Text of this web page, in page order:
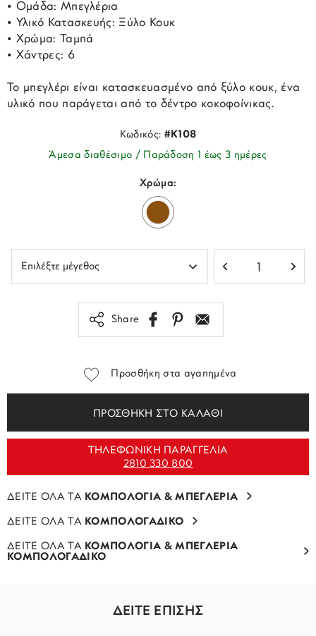
• Ομάδα: Μπεγλέρια
• Υλικό Κατασκευής: Ξύλο Κουκ
• Χρώμα: Ταμπά
• Χάντρες: 6
Το μπεγλέρι είναι κατασκευασμένο από ξύλο κουκ, ένα
υλικό που παράγεται από το δέντρο κοκοφοίνικας.
Κωδικός: #K108
Άμεσα διαθέσιμο / Παράδοση 1 έως 3 ημέρες
Χρώμα:
Share
Προσθήκη στα αγαπημένα
ΠΡΟΣΘΗΚΗ ΣΤΟ ΚΑΛΑΘΙ
ΤΗΛΕΦΩΝΙΚΗ ΠΑΡΑΓΓΕΛΙΑ
2810 330 800
ΔΕΙΤΕ ΟΛΑ ΤΑ ΚΟΜΠΟΛΟΓΙΑ & ΜΠΕΓΛΕΡΙΑ
ΔΕΙΤΕ ΟΛΑ ΤΑ ΚΟΜΠΟΛΟΓΑΔΙΚΟ
ΔΕΙΤΕ ΟΛΑ ΤΑ ΚΟΜΠΟΛΟΓΙΑ & ΜΠΕΓΛΕΡΙΑ
ΚΟΜΠΟΛΟΓΑΔΙΚΟ
ΔΕΙΤΕ ΕΠΙΣΗΣ